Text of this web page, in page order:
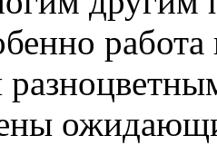
работа